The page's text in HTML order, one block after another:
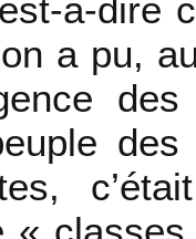
à-dire
a pu,